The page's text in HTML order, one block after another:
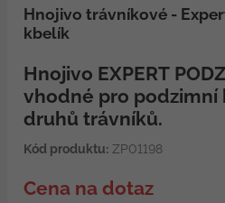
Hnojivo trávníkové -
kbelík
Hnojivo EXPERT
vhodné pro podzimní
druhů trávníků.
Kód produktu:ZP01198
Cena na dotaz